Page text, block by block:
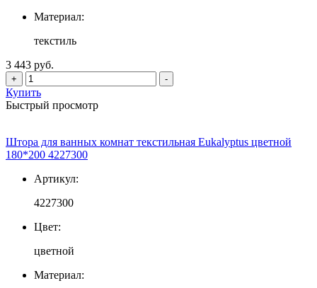
Материал:
текстиль
3 443 руб.
+ -
Купить
Быстрый просмотр
Штора для ванных комнат текстильная Eukalyptus цветной
180*200 4227300
Артикул:
4227300
Цвет:
цветной
Материал: